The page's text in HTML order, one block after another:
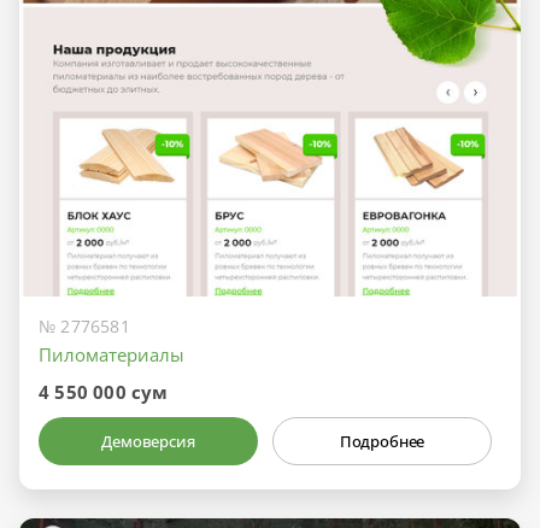
№ 2776581
Пиломатериалы
4 550 000 сум
Демоверсия Подробнее